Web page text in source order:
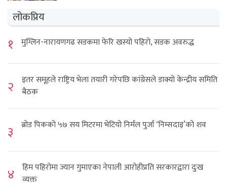
लोकप्रिय
१ मुग्लिन-नारायणगढ सडकमा फेरि खस्यो पहिरो, सडक अवरुद्ध
२
इतर समूहले राष्ट्रिय भेला तयारी गरेपछि कांग्रेसले डाक्यो केन्द्रीय समिति
बैठक
३ ब्रोड पिकको ५७ सय मिटरमा भेटियो निर्मल पुर्जा ‘निम्सदाइ’को शव
४
हिम पहिरोमा ज्यान गुमाएका नेपाली आरोहीप्रति सरकारद्वारा दुःख
व्यक्त